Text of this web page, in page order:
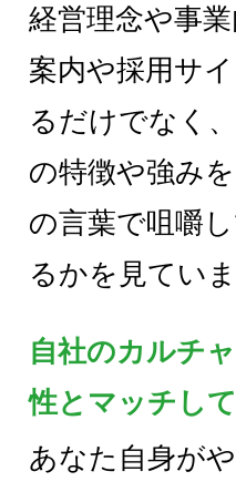
経営理念や事
案内や採用サ
るだけでなく
の特徴や強み
の言葉で咀嚼
るかを見ていま
自社のカルチ
性とマッチし
あなた自身が